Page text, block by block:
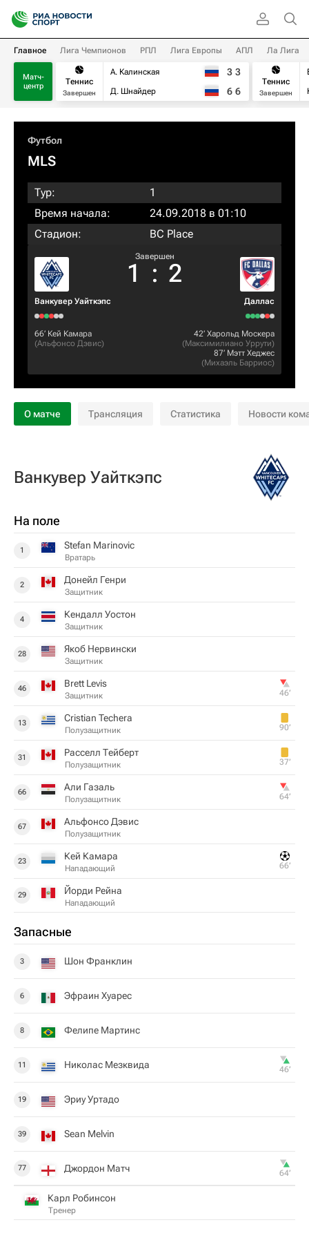
Главное Лига Чемпионов РПЛ Лига Европы АПЛ Ла Лига
Матч-
центр
Теннис
Завершен
А. Калинская
Д. Шнайдер
3 3
6 6
Теннис
Завершен
Футбол
MLS
Тур:
1
Время начала:
24.09.2018 в 01:10
Стадион:
BC Place
Ванкувер Уайткэпс
Завершен
1 : 2
Даллас
66‎’‎ Кей Камара
(Альфонсо Дэвис)
42‎’‎ Харольд Москера
(Максимилиано Уррути)
87‎’‎ Мэтт Хеджес
(Михаэль Барриос)
О матче Трансляция Статистика Новости
Ванкувер Уайткэпс
На поле
1 Stefan Marinovic
Вратарь
2 Донейл Генри
Защитник
4 Кендалл Уостон
Защитник
28 Якоб Нервински
Защитник
46 Brett Levis
Защитник 46‎’‎
13 Cristian Techera
Полузащитник 90‎’‎
31 Расселл Тейберт
Полузащитник 37‎’‎
66 Али Газаль
Полузащитник 64‎’‎
67 Альфонсо Дэвис
Полузащитник
23 Кей Камара
Нападающий 66‎’‎
29 Йорди Рейна
Нападающий
Запасные
3 Шон Франклин
6 Эфраин Хуарес
8 Фелипе Мартинс
11 Николас Мезквида 46‎’‎
19 Эриу Уртадо
39 Sean Melvin
77 Джордон Матч 64‎’‎
Карл Робинсон
Тренер